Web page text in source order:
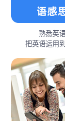
熟悉英
把英语运用